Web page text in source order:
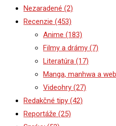
Nezaradené (2)
Recenzie (453)
Anime (183)
Filmy a drámy (7)
Literatúra (17)
Manga, manhwa a
Videohry (27)
Redakčné tipy (42)
Reportáže (25)